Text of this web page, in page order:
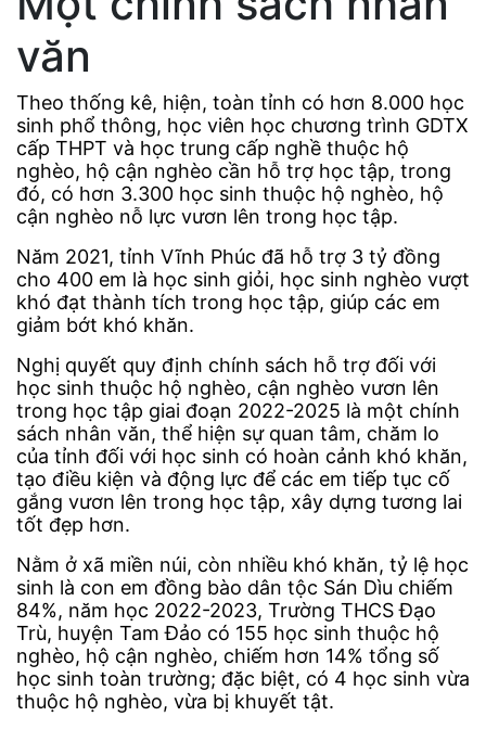
văn
Theo thống kê, hiện, toàn tỉnh có hơn 8.000 học
sinh phổ thông, học viên học chương trình GDTX
cấp THPT và học trung cấp nghề thuộc hộ
nghèo, hộ cận nghèo cần hỗ trợ học tập, trong
đó, có hơn 3.300 học sinh thuộc hộ nghèo, hộ
cận nghèo nỗ lực vươn lên trong học tập.
Năm 2021, tỉnh Vĩnh Phúc đã hỗ trợ 3 tỷ đồng
cho 400 em là học sinh giỏi, học sinh nghèo vượt
khó đạt thành tích trong học tập, giúp các em
giảm bớt khó khăn.
Nghị quyết quy định chính sách hỗ trợ đối với
học sinh thuộc hộ nghèo, cận nghèo vươn lên
trong học tập giai đoạn 2022-2025 là một chính
sách nhân văn, thể hiện sự quan tâm, chăm lo
của tỉnh đối với học sinh có hoàn cảnh khó khăn,
tạo điều kiện và động lực để các em tiếp tục cố
gắng vươn lên trong học tập, xây dựng tương lai
tốt đẹp hơn.
Nằm ở xã miền núi, còn nhiều khó khăn, tỷ lệ học
sinh là con em đồng bào dân tộc Sán Dìu chiếm
84%, năm học 2022-2023, Trường THCS Đạo
Trù, huyện Tam Đảo có 155 học sinh thuộc hộ
nghèo, hộ cận nghèo, chiếm hơn 14% tổng số
học sinh toàn trường; đặc biệt, có 4 học sinh vừa
thuộc hộ nghèo, vừa bị khuyết tật.